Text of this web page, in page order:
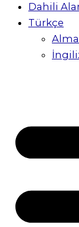
Dahili
Türkçe